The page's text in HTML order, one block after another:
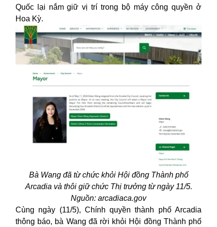
Quốc lại nắm giữ vị trí trong bộ máy công quyền ở
Hoa Kỳ.
Bà Wang đã từ chức khỏi Hội đồng Thành phố
Arcadia và thôi giữ chức Thị trưởng từ ngày 11/5.
Nguồn: arcadiaca.gov
Cùng ngày (11/5), Chính quyền thành phố Arcadia
thông báo, bà Wang đã rời khỏi Hội đồng Thành phố